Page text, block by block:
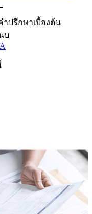
ปรึกษาเบื้องต้น
บ